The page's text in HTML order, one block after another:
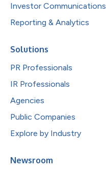
Investor Communications
Reporting & Analytics
Solutions
PR Professionals
IR Professionals
Agencies
Public Companies
Explore by Industry
Newsroom